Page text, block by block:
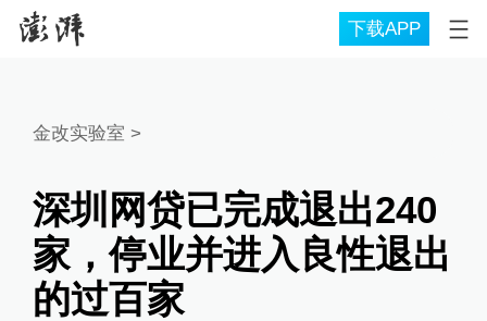
下载APP
金改实验室 >
深圳网贷已完成退出240
家，停业并进入良性退出
的过百家